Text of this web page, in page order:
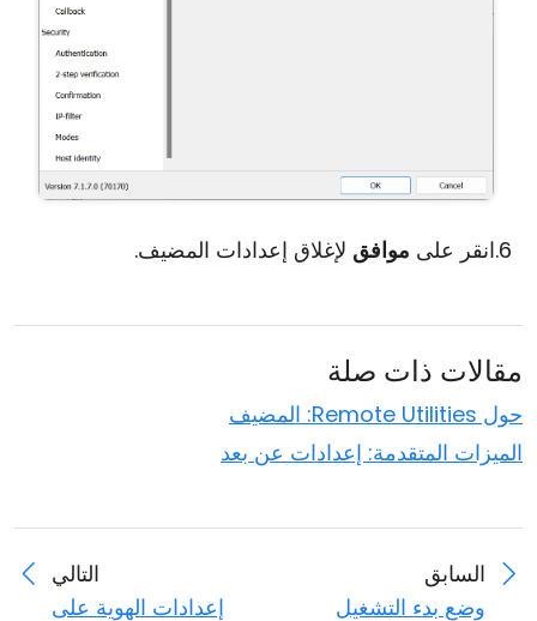
انقر على موافق لإغلاق إعدادات المضيف.
مقالات ذات صلة
حول Remote Utilities: المضيف
الميزات المتقدمة: إعدادات عن بعد
السابق
وضع بدء التشغيل
التالي
إعدادات الهوية على